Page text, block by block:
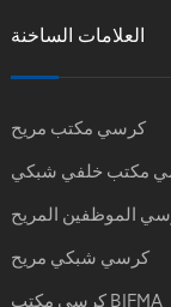
العلامات الساخنة
كرسي مكتب مريح
مكتب خلفي شبكي
الموظفين المريح
كرسي شبكي مريح
كرسي مكتب BIFMA